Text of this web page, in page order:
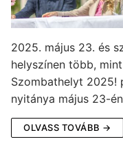
2025. május 23. és
helyszínen több,
Szombathelyt 2025!
nyitánya május 23-
OLVASS TOVÁBB →